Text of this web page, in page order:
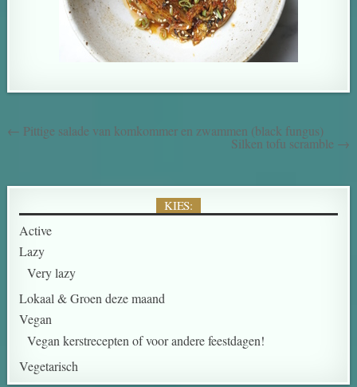
← Pittige salade van komkommer en zwammen (black fungus)
Silken tofu scramble →
KIES:
Active
Lazy
Very lazy
Lokaal & Groen deze maand
Vegan
Vegan kerstrecepten of voor andere feestdagen!
Vegetarisch